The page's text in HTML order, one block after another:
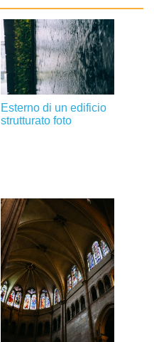
Esterno di un edificio
strutturato foto